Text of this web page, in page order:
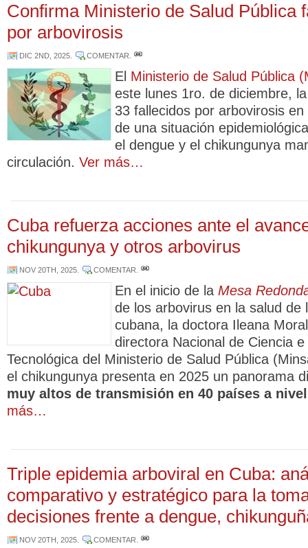
Confirma Ministerio de Salud Pública
por arbovirosis
DIC 2ND, 2025 COMENTAR
El Ministerio de Salud Pública
este lunes 1ro. de diciembre,
33 fallecidos por arbovirosis
de una situación
el dengue y el chikungunya
circulación. Ver más…
Cuba refuerza acciones ante el
chikungunya y otros arbovirus
NOV 20TH, 2025 COMENTAR
En el inicio de la Mesa
de los arbovirus en la salud de
cubana, la doctora Ileana
directora Nacional de Ciencia
Tecnológica del Ministerio de Salud Pública
el chikungunya presenta en 2025 un panorama
muy altos de transmisión en 40 países a
más…
Triple epidemia arboviral en Cuba:
comparativo y estratégico para la
decisiones frente a dengue,
NOV 20TH, 2025 COMENTAR